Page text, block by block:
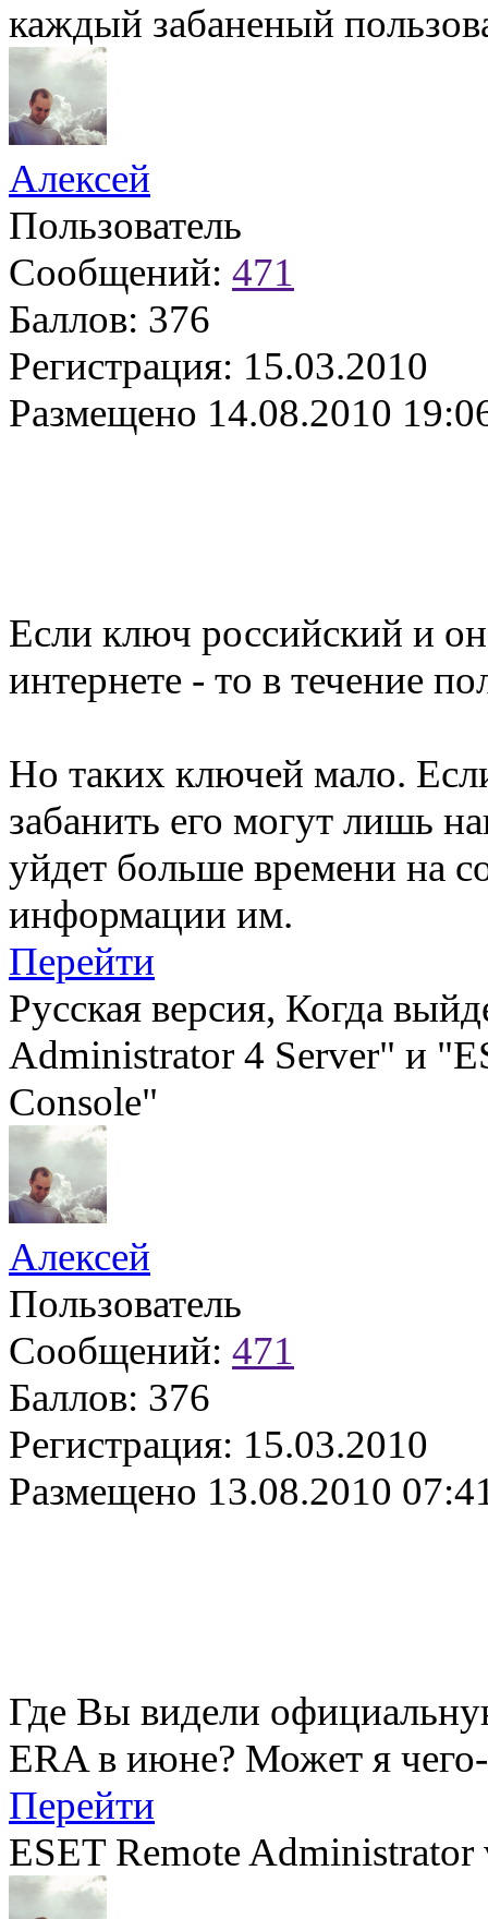
каждый забаненый
Алексей
Пользователь
Сообщений: 471
Баллов: 376
Регистрация: 15.03.2010
Размещено 14.08.2010
Если ключ российский и
интернете - то в течение
Но таких ключей мало.
забанить его могут лишь
уйдет больше времени на
информации им.
Перейти
Русская версия, Когда
Administrator 4 Server" и
Console"
Алексей
Пользователь
Сообщений: 471
Баллов: 376
Регистрация: 15.03.2010
Размещено 13.08.2010
Где Вы видели
ERA в июне? Может я
Перейти
ESET Remote Administrator